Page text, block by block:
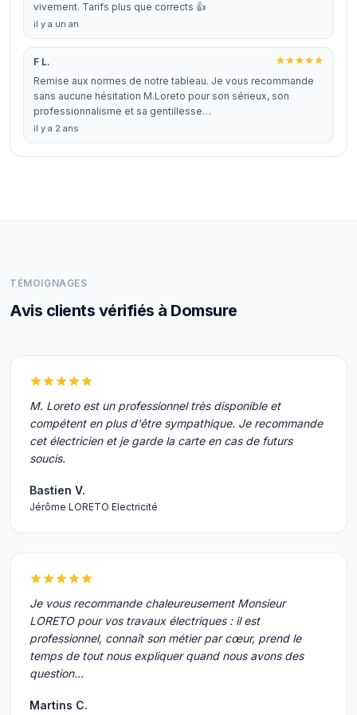
vivement. Tarifs plus que corrects 👍
il y a un an
F L.
Remise aux normes de notre tableau. Je vous recommande
sans aucune hésitation M.Loreto pour son sérieux, son
professionnalisme et sa gentillesse…
il y a 2 ans
TÉMOIGNAGES
Avis clients vérifiés à Domsure
M. Loreto est un professionnel très disponible et
compétent en plus d'être sympathique. Je recommande
cet électricien et je garde la carte en cas de futurs
soucis.
Bastien V.
Jérôme LORETO Electricité
Je vous recommande chaleureusement Monsieur
LORETO pour vos travaux électriques : il est
professionnel, connaît son métier par cœur, prend le
temps de tout nous expliquer quand nous avons des
question…
Martins C.